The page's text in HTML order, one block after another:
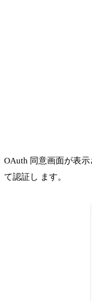
OAuth 同意画面が表
て認証し ます。